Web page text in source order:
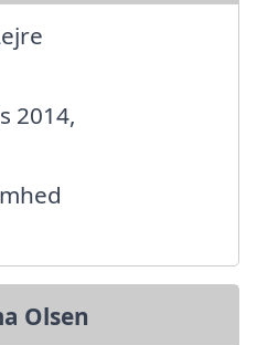
2014,
Olsen